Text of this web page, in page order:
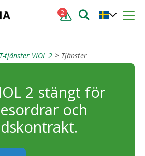
2
tjänster VIOL 2 Tjänster
2 stängt för
och